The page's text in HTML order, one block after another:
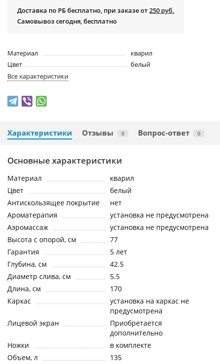
Доставка по РБ бесплатно, при заказе от250 руб.
Самовывоз сегодня, бесплатно
Материал
кварил
Цвет
белый
Все характеристики
Характеристики Отзывы 0 Вопрос-ответ 0
Основные характеристики
Материал
кварил
Цвет
белый
Антискользящее покрытие
нет
Ароматерапия
установка не предусмотрена
Аэромассаж
установка не предусмотрена
Высота с опорой, см
77
Гарантия
5 лет
Глубина, см
42.5
Диаметр слива, см
5.5
Длина, см
170
Каркас
установка на каркас не
предусмотрена
Лицевой экран
Приобретается
дополнительно
Ножки
в комплекте
Объем, л
135